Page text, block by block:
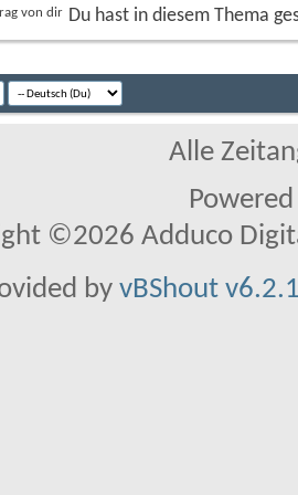
Du hast in diesem Thema
Alle
©2026 Adduco
by vBShout